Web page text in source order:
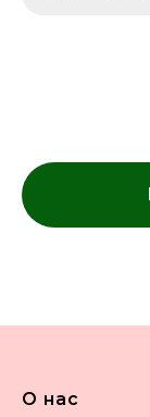
О нас